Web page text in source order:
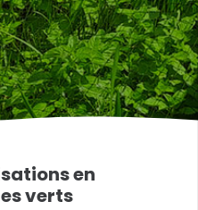
en
verts